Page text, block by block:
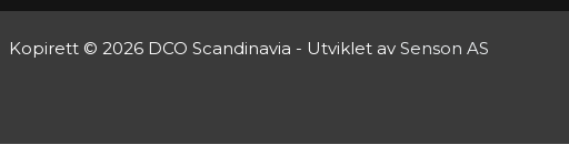
Kopirett © 2026 DCO Scandinavia - Utviklet av Senson AS